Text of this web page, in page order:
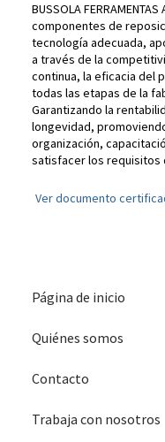
Página de inicio
Quiénes somos
Contacto
Trabaja con nosotros
BUSSOLA
componentes de
tecnología adecuada,
a través de la
continua, la eficacia del
todas las etapas de la
Garantizando la
longevidad,
organización,
satisfacer los requisitos
Ver documento